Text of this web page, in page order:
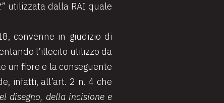
” utilizzata dalla RAI quale
convenne in giudizio di
l’illecito utilizzo da
un fiore e la conseguente
infatti, all’art. 2 n. 4 che
disegno, della incisione e